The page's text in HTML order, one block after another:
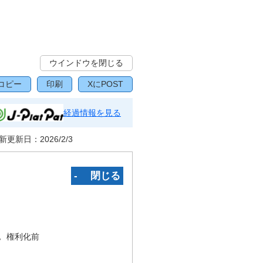
ウインドウを閉じる
ピー 印刷 XにPOST
経過情報を見る
更新日： 2026/2/3
‐ 閉じる
権利化前